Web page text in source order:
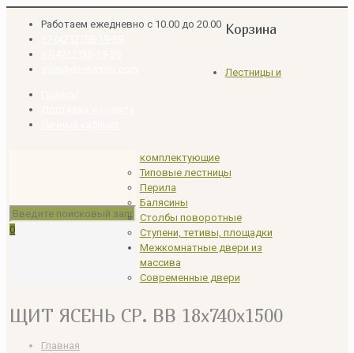
Работаем ежедневно с 10.00 до 20.00
0
ЩИТ ЯСЕНЬ СР. ВВ 18x740x1500
Главная
Корзина
Лестницы и
комплектующие
Типовые лестницы
Перила
Балясины
Столбы поворотные
Ступени, тетивы, площадки
Межкомнатные двери из
массива
Современные двери